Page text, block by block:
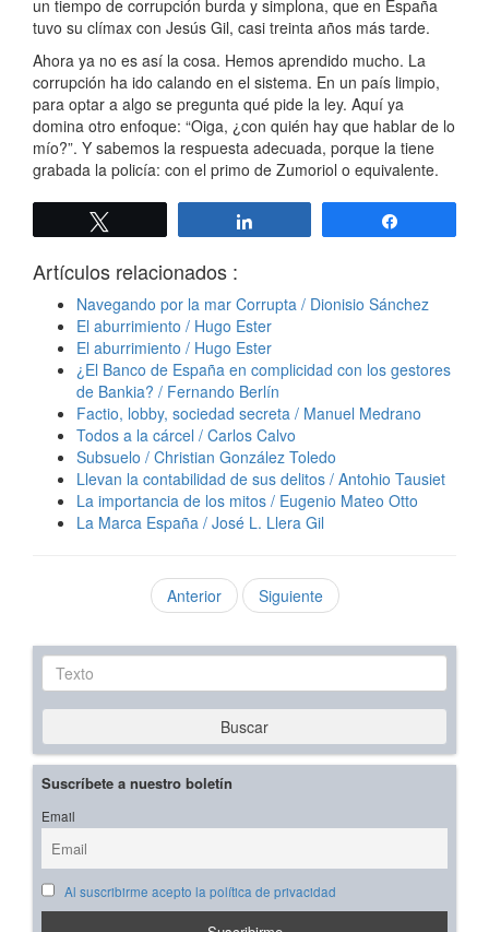
un tiempo de corrupción burda y simplona, que en España
tuvo su clímax con Jesús Gil, casi treinta años más tarde.
Ahora ya no es así la cosa. Hemos aprendido mucho. La
corrupción ha ido calando en el sistema. En un país limpio,
para optar a algo se pregunta qué pide la ley. Aquí ya
domina otro enfoque: “Oiga, ¿con quién hay que hablar de lo
mío?”. Y sabemos la respuesta adecuada, porque la tiene
grabada la policía: con el primo de Zumoriol o equivalente.
Artículos relacionados :
Navegando por la mar Corrupta / Dionisio Sánchez
El aburrimiento / Hugo Ester
El aburrimiento / Hugo Ester
¿El Banco de España en complicidad con los gestores
de Bankia? / Fernando Berlín
Factio, lobby, sociedad secreta / Manuel Medrano
Todos a la cárcel / Carlos Calvo
Subsuelo / Christian González Toledo
Llevan la contabilidad de sus delitos / Antohio Tausiet
La importancia de los mitos / Eugenio Mateo Otto
La Marca España / José L. Llera Gil
Anterior Siguiente
Texto
Buscar
Suscríbete a nuestro boletín
Email
Al suscribirme acepto la política de privacidad